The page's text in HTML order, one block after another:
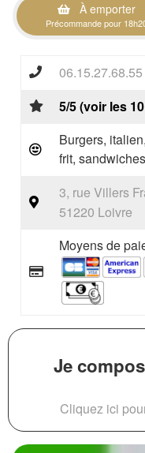
À emporter
Précommande pour
06.15.27.68.55
5/5 (voir les
Burgers,
frit,
3, rue Villers
51220 Loivre
Moyens de
Je
Cliquez ici